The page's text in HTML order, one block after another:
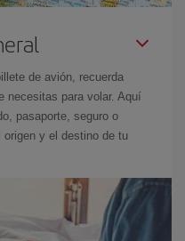
de avión, recuerda
necesitas para volar. Aquí
pasaporte, seguro o
y el destino de tu